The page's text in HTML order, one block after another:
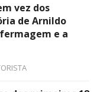
vez dos
de Arnildo
e a